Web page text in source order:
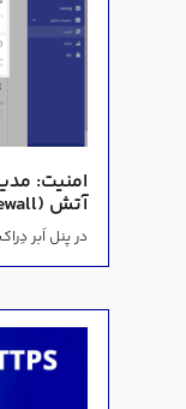
امنیت:
آتش (Firewall)
در پنل اَبر